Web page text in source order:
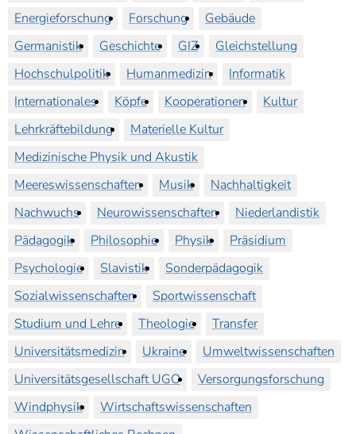
Energieforschung
Forschung
Gebäude
Germanistik
Geschichte GIZ
Gleichstellung
Hochschulpolitik
Humanmedizin
Informatik
Internationales
Köpfe Kooperationen
Kultur
Lehrkräftebildung
Materielle Kultur
Medizinische Physik und Akustik
Meereswissenschaften
Musik
Nachhaltigkeit
Nachwuchs
Neurowissenschaften
Niederlandistik
Pädagogik
Philosophie Physik
Präsidium
Psychologie
Slavistik
Sonderpädagogik
Sozialwissenschaften
Sportwissenschaft
Studium und Lehre
Theologie
Transfer
Universitätsmedizin
Ukraine
Umweltwissenschaften
Universitätsgesellschaft UGO
Versorgungsforschung
Windphysik
Wirtschaftswissenschaften